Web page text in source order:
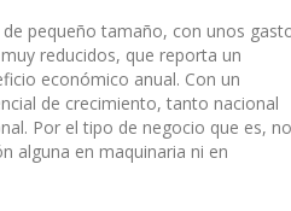
de pequeño tamaño, con unos
reducidos, que reporta un
económico anual. Con un
de crecimiento, tanto nacional
Por el tipo de negocio que es, no
alguna en maquinaria ni en